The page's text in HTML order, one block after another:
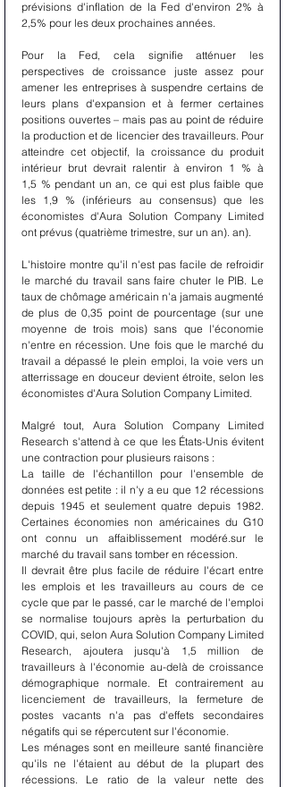
prévisions d'inflation de la Fed d'environ 2% à
2,5% pour les deux prochaines années.
Pour la Fed, cela signifie atténuer les
perspectives de croissance juste assez pour
amener les entreprises à suspendre certains de
leurs plans d'expansion et à fermer certaines
positions ouvertes – mais pas au point de réduire
la production et de licencier des travailleurs. Pour
atteindre cet objectif, la croissance du produit
intérieur brut devrait ralentir à environ 1 % à
1,5 % pendant un an, ce qui est plus faible que
les 1,9 % (inférieurs au consensus) que les
économistes d'Aura Solution Company Limited
ont prévus (quatrième trimestre, sur un an). an).
L'histoire montre qu'il n'est pas facile de refroidir
le marché du travail sans faire chuter le PIB. Le
taux de chômage américain n'a jamais augmenté
de plus de 0,35 point de pourcentage (sur une
moyenne de trois mois) sans que l'économie
n'entre en récession. Une fois que le marché du
travail a dépassé le plein emploi, la voie vers un
atterrissage en douceur devient étroite, selon les
économistes d'Aura Solution Company Limited.
Malgré tout, Aura Solution Company Limited
Research s'attend à ce que les États-Unis évitent
une contraction pour plusieurs raisons :
La taille de l'échantillon pour l'ensemble de
données est petite : il n'y a eu que 12 récessions
depuis 1945 et seulement quatre depuis 1982.
Certaines économies non américaines du G10
ont connu un affaiblissement modéré.sur le
marché du travail sans tomber en récession.
Il devrait être plus facile de réduire l'écart entre
les emplois et les travailleurs au cours de ce
cycle que par le passé, car le marché de l'emploi
se normalise toujours après la perturbation du
COVID, qui, selon Aura Solution Company Limited
Research, ajoutera jusqu'à 1,5 million de
travailleurs à l'économie au-delà de croissance
démographique normale. Et contrairement au
licenciement de travailleurs, la fermeture de
postes vacants n'a pas d'effets secondaires
négatifs qui se répercutent sur l'économie.
Les ménages sont en meilleure santé financière
qu'ils ne l'étaient au début de la plupart des
récessions. Le ratio de la valeur nette des